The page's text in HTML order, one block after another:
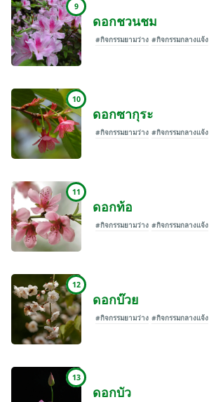
9
ดอกชวนชม
#กิจกรรมยามว่าง #กิจกรรมกลางแจ้ง
10
ดอกซากุระ
#กิจกรรมยามว่าง #กิจกรรมกลางแจ้ง
11
ดอกท้อ
#กิจกรรมยามว่าง #กิจกรรมกลางแจ้ง
12
ดอกบ๊วย
#กิจกรรมยามว่าง #กิจกรรมกลางแจ้ง
13
ดอกบัว